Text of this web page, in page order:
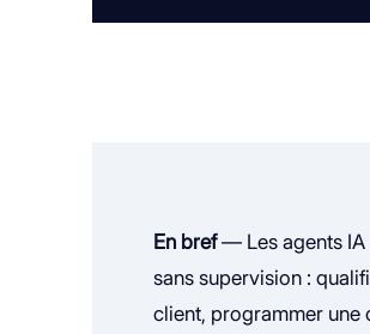
En bref— Les agents IA
sans supervision :
client, programmer une